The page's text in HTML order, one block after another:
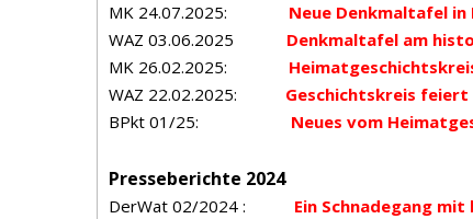
MK 24.07.2025: Neue Denkmaltafel in
WAZ 03.06.2025 Denkmaltafel am
MK 26.02.2025:
WAZ 22.02.2025:
Geschichtskreis
BPkt 01/25:
Neues vom
Presseberichte 2024
DerWat 02/2024 : Ein Schnadegang